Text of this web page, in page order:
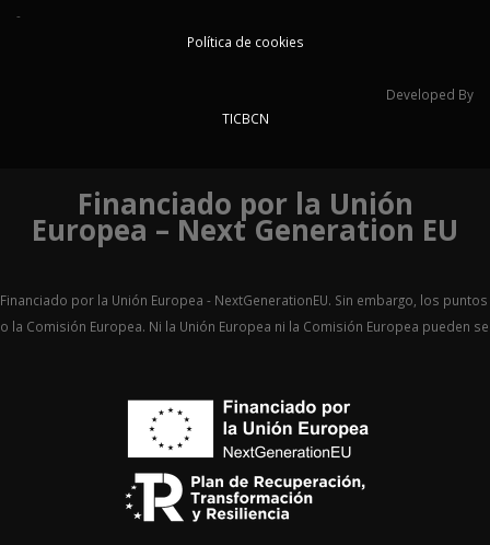
-
Política de cookies
Developed By
TICBCN
Financiado por la Unión
Europea – Next Generation EU
Financiado por la Unión Europea - NextGenerationEU. Sin embargo, los
o la Comisión Europea. Ni la Unión Europea ni la Comisión Europea pueden